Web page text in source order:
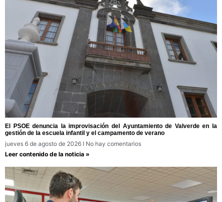
El PSOE denuncia la improvisación del Ayuntamiento de Valverde en la
gestión de la escuela infantil y el campamento de verano
jueves 6 de agosto de 2026
No hay comentarios
Leer contenido de la noticia »